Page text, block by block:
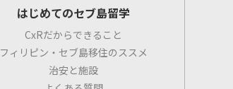
はじめてのセブ島留学
CxRだからできること
フィリピン・セブ島移住のススメ
治安と施設